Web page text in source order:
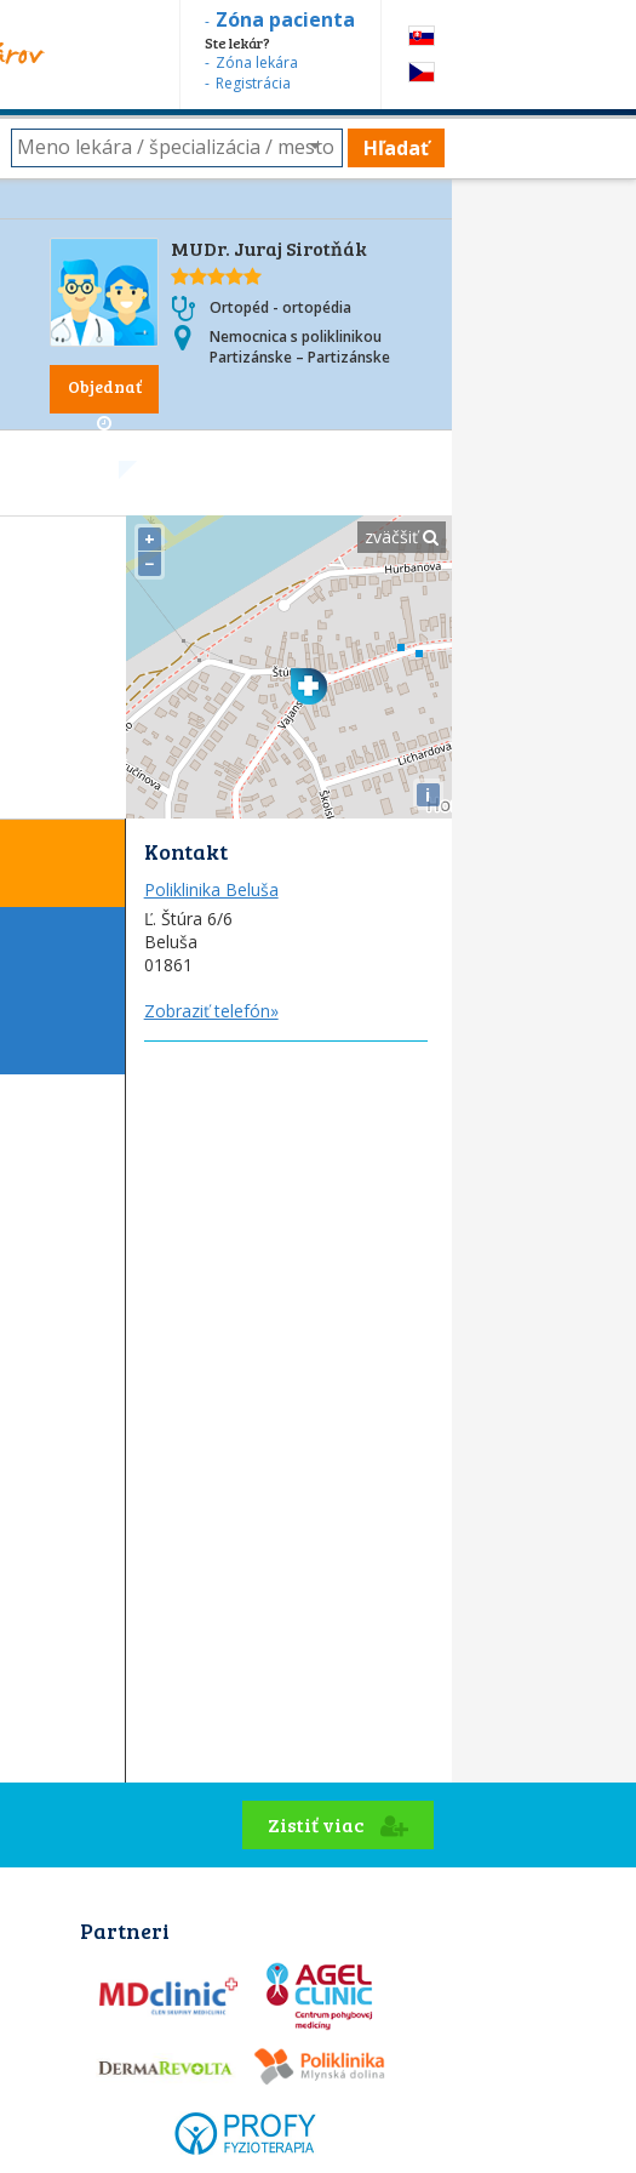
Zóna pacienta
Ste lekár?
Zóna lekára
Registrácia
Hľadať
Objednať
MUDr. Juraj Sirotňák
Ortopéd - ortopédia
Nemocnica s poliklinikou
Partizánske – Partizánske
zväčšiť
+
−
i
Kontakt
Poliklinika Beluša
Ľ. Štúra 6/6
Beluša
01861
Zobraziť telefón»
Zistiť viac
Partneri